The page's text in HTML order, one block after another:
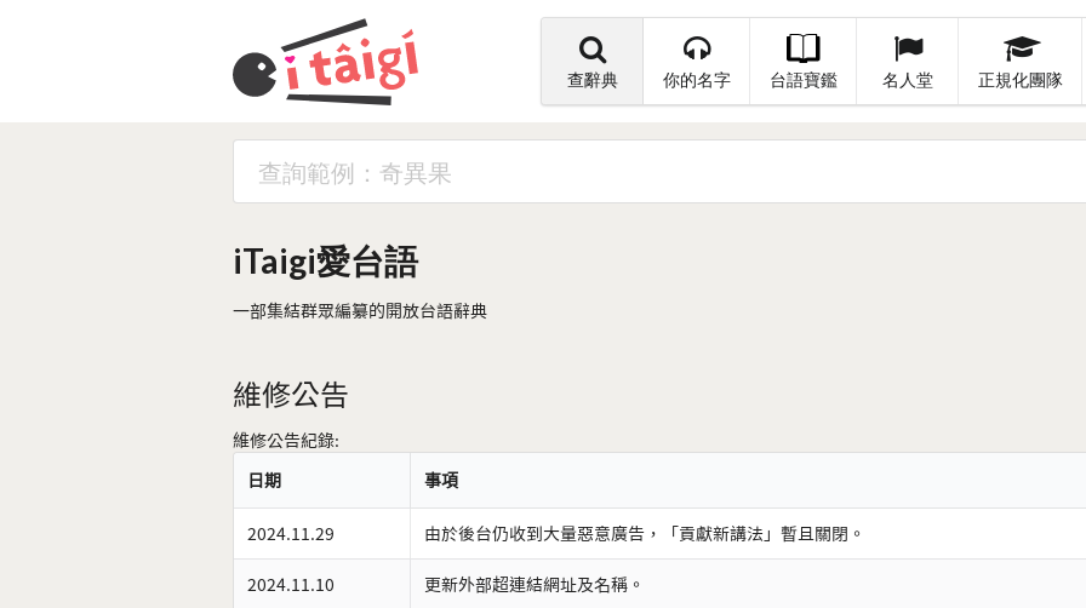
查辭典 你的名字 台語寶鑑 名人堂 正規化團隊
iTaigi愛台語
一部集結群眾編纂的開放台語辭典
維修公告
維修公告紀錄:
日期
事項
2024.11.29 由於後台仍收到大量惡意廣告，「貢獻新講法」暫且關閉。
2024.11.10 更新外部超連結網址及名稱。